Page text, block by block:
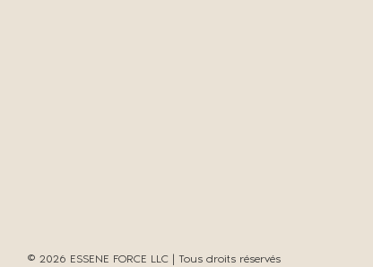
© 2026 ESSENE FORCE LLC | Tous droits réservés